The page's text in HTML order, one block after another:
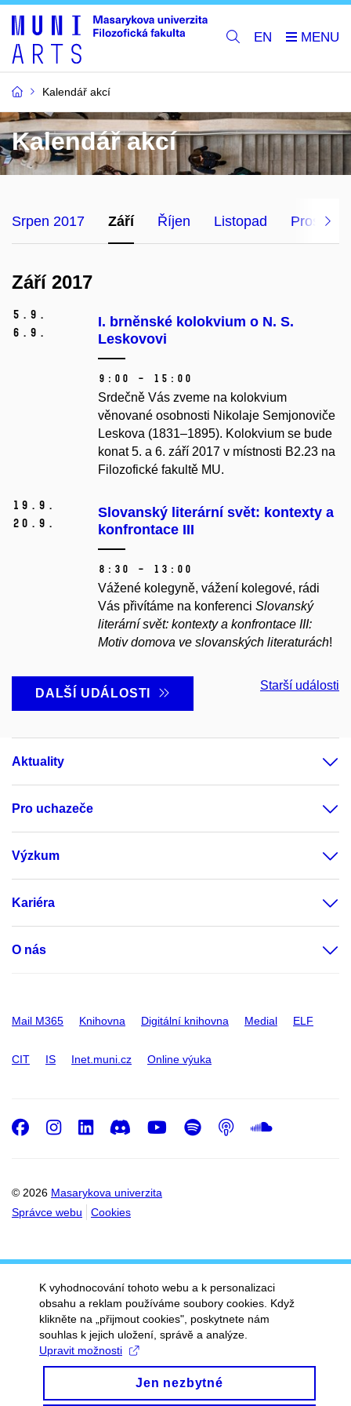
EN
Kalendář akcí
Kalendář akcí
Srpen 2017 Září Říjen Listopad Prosinec
Září 2017
5. 9.
6. 9.
I. brněnské kolokvium o N. S.
Leskovovi
9:00 – 15:00
Srdečně Vás zveme na kolokvium
věnované osobnosti Nikolaje Semjonoviče
Leskova (1831–1895). Kolokvium se bude
konat 5. a 6. září 2017 v místnosti B2.23 na
Filozofické fakultě MU.
19. 9.
20. 9.
Slovanský literární svět: kontexty a
konfrontace III
8:30 – 13:00
Vážené kolegyně, vážení kolegové, rádi
Vás přivítáme na konferenci Slovanský
literární svět: kontexty a konfrontace III:
Motiv domova ve slovanských literaturách!
DALŠÍ UDÁLOSTI
Starší události
Aktuality
Pro uchazeče
Výzkum
Kariéra
O nás
Mail M365 Knihovna Digitální knihovna Medial ELF
CIT IS Inet.muni.cz Online výuka
© 2026 Masarykova univerzita
Správce webu
Cookies
Facebook
Instagram
LinkedIn
DiscordYoutube
Spotify
Podcast
K vyhodnocování tohoto webu a k personalizaci
obsahu a reklam používáme soubory cookies. Když
klikněte na „přijmout cookies", poskytnete nám
souhlas k jejich uložení, správě a analýze.
Upravit možnosti
Jen nezbytné